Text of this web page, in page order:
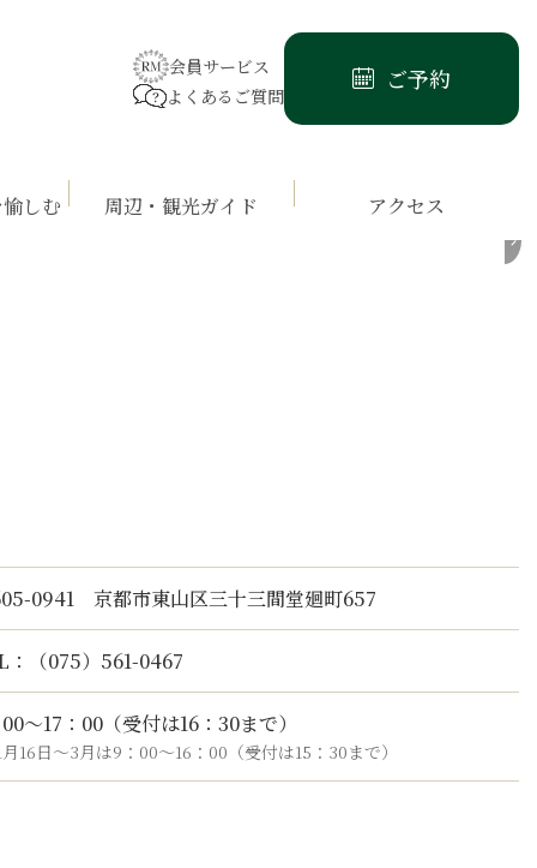
会員サービス
よくあるご質問
ご予約
しむ 周辺・観光ガイド アクセス
0941 京都市東山区三十三間堂廻町657
：（075）561-0467
～17：00（受付は16：30まで）
16日～3月は9：00～16：00（受付は15：30まで）